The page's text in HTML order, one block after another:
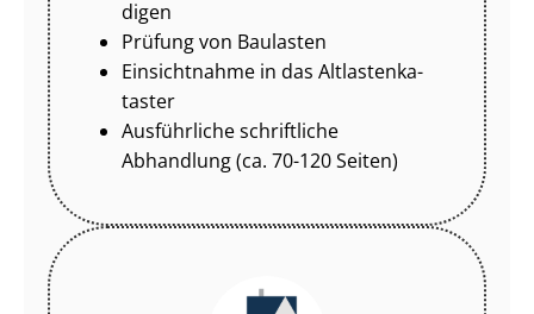
di­gen
Prüfung von Baulasten
Einsichtnahme in das Alt­las­ten­ka­
tas­ter
Ausführliche schriftliche
Abhandlung (ca. 70-120 Seiten)